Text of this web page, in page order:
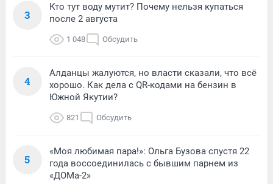
3
Кто тут воду мутит? Почему нельзя купаться
после 2 августа
1 048 Обсудить
4
Алданцы жалуются, но власти сказали, что всё
хорошо. Как дела с QR-кодами на бензин в
Южной Якутии?
821 Обсудить
5
«Моя любимая пара!»: Ольга Бузова спустя 22
года воссоединилась с бывшим парнем из
«ДОМа-2»